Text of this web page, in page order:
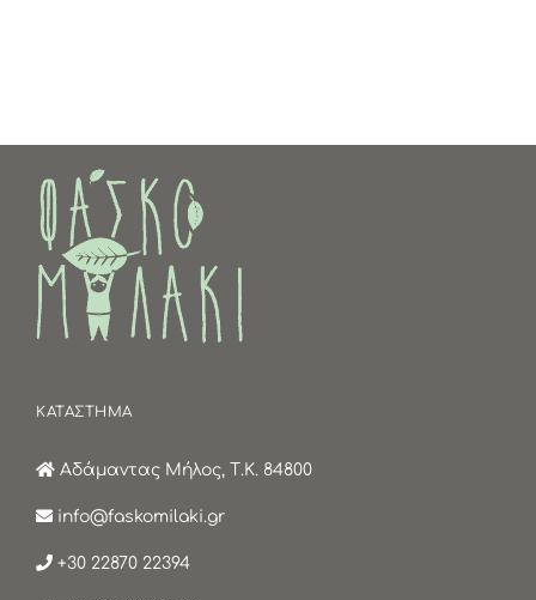
ΚΑΤΑΣΤΗΜΑ
Αδάμαντας Μήλος, Τ.Κ. 84800
info@faskomilaki.gr
+30 22870 22394